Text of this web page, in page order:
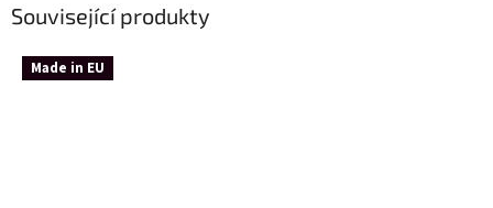
Související produkty
Made in EU